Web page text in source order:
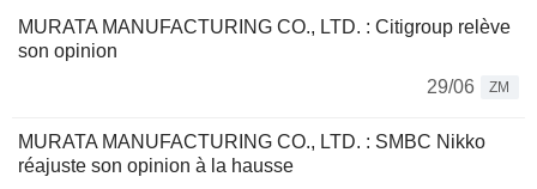
MURATA MANUFACTURING CO., LTD. : Citigroup relève
son opinion
29/06
ZM
MURATA MANUFACTURING CO., LTD. : SMBC Nikko
réajuste son opinion à la hausse